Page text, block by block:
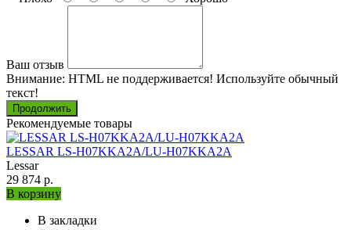
Ваш отзыв
Внимание: HTML не поддерживается! Используйте обычный
текст!
Продолжить
Рекомендуемые товары
LESSAR LS-H07KKA2A/LU-H07KKA2A
Lessar
29 874 р.
В корзину
В закладки